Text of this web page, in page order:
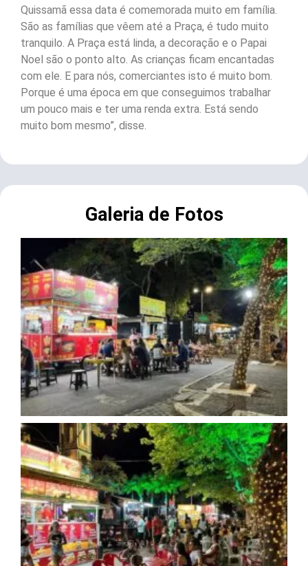
Quissamã essa data é comemorada muito em família.
São as famílias que vêem até a Praça, é tudo muito
tranquilo. A Praça está linda, a decoração e o Papai
Noel são o ponto alto. As crianças ficam encantadas
com ele. E para nós, comerciantes isto é muito bom.
Porque é uma época em que conseguimos trabalhar
um pouco mais e ter uma renda extra. Está sendo
muito bom mesmo”, disse.
Galeria de Fotos